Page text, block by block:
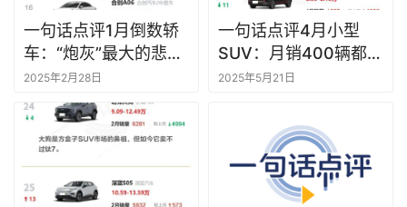
一句话点评1月倒数轿
车：“炮灰”最大的悲哀
是还要被排着队吐槽
2025年2月28日
一句话点评4月小型
SUV：月销400辆都能
上榜，这个市场有点水
2025年5月21日